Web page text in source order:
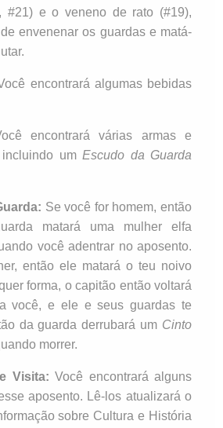
#21) e o veneno de rato (#19),
envenenar os guardas e matá-
encontrará algumas bebidas
encontrará várias armas e
um Escudo da Guarda
Se você for homem, então
matará uma mulher elfa
você adentrar no aposento.
então ele matará o teu noivo
forma, o capitão então voltará
você, e ele e seus guardas te
da guarda derrubará um Cinto
morrer.
Visita: Você encontrará alguns
aposento. Lê-los atualizará o
sobre Cultura e História